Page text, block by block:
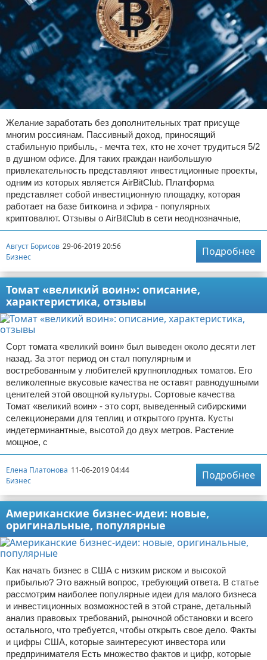
Желание заработать без дополнительных трат присуще
многим россиянам. Пассивный доход, приносящий
стабильную прибыль, - мечта тех, кто не хочет трудиться 5/2
в душном офисе. Для таких граждан наибольшую
привлекательность представляют инвестиционные проекты,
одним из которых является AirBitClub. Платформа
представляет собой инвестиционную площадку, которая
работает на базе биткоина и эфира - популярных
криптовалют. Отзывы о AirBitClub в сети неоднозначные,
Август Борисов 29-06-2019 20:56
Бизнес
Подробнее
Томат «великий воин»: описание,
характеристика, отзывы
Сорт томата «великий воин» был выведен около десяти лет
назад. За этот период он стал популярным и
востребованным у любителей крупноплодных томатов. Его
великолепные вкусовые качества не оставят равнодушными
ценителей этой овощной культуры. Сортовые качества
Томат «великий воин» - это сорт, выведенный сибирскими
селекционерами для теплиц и открытого грунта. Кусты
индетерминантные, высотой до двух метров. Растение
мощное, с
Елена Платонова 11-06-2019 04:44
Бизнес
Подробнее
Американские бизнес-идеи: новые,
оригинальные, популярные
Как начать бизнес в США с низким риском и высокой
прибылью? Это важный вопрос, требующий ответа. В статье
рассмотрим наиболее популярные идеи для малого бизнеса
и инвестиционных возможностей в этой стране, детальный
анализ правовых требований, рыночной обстановки и всего
остального, что требуется, чтобы открыть свое дело. Факты
и цифры США, которые заинтересуют инвестора или
предпринимателя Есть множество фактов и цифр, которые